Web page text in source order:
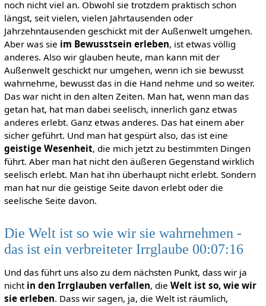
noch nicht viel an. Obwohl sie trotzdem praktisch schon
längst, seit vielen, vielen Jahrtausenden oder
Jahrzehntausenden geschickt mit der Außenwelt umgehen.
Aber was sie im Bewusstsein erleben, ist etwas völlig
anderes. Also wir glauben heute, man kann mit der
Außenwelt geschickt nur umgehen, wenn ich sie bewusst
wahrnehme, bewusst das in die Hand nehme und so weiter.
Das war nicht in den alten Zeiten. Man hat, wenn man das
getan hat, hat man dabei seelisch, innerlich ganz etwas
anderes erlebt. Ganz etwas anderes. Das hat einem aber
sicher geführt. Und man hat gespürt also, das ist eine
geistige Wesenheit, die mich jetzt zu bestimmten Dingen
führt. Aber man hat nicht den äußeren Gegenstand wirklich
seelisch erlebt. Man hat ihn überhaupt nicht erlebt. Sondern
man hat nur die geistige Seite davon erlebt oder die
seelische Seite davon.
Die Welt ist so wie wir sie wahrnehmen -
das ist ein verbreiteter Irrglaube 00:07:16
Und das führt uns also zu dem nächsten Punkt, dass wir ja
nicht in den Irrglauben verfallen, die Welt ist so, wie wir
sie erleben. Dass wir sagen, ja, die Welt ist räumlich,